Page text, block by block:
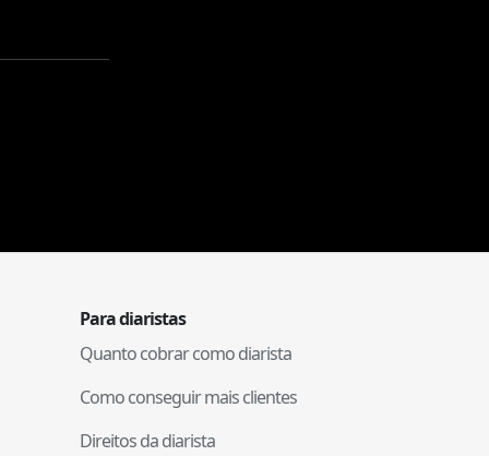
Para diaristas
Quanto cobrar como diarista
Como conseguir mais clientes
Direitos da diarista